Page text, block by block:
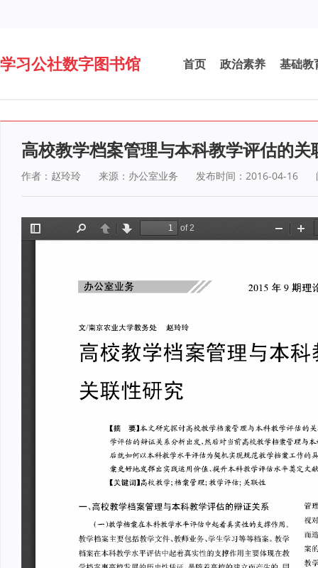
学习公社数字图书馆 首页 政治素养 基础教
高校教学档案管理与本科教学评估的关
作者：赵玲玲 来源：办公室业务 发布时间：2016-04-16